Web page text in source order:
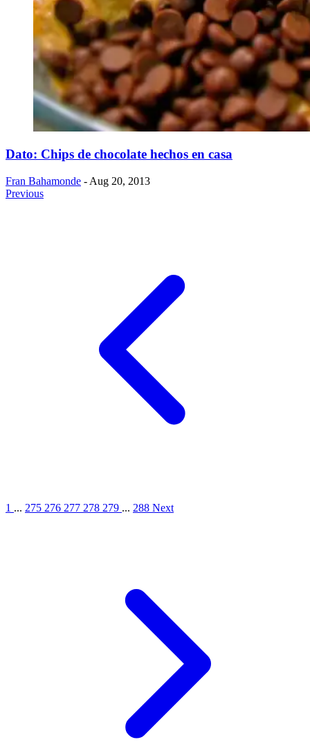
Dato: Chips de chocolate hechos en casa
Fran Bahamonde - Aug 20, 2013
Previous
1 ... 275 276 277 278 279 ... 288 Next